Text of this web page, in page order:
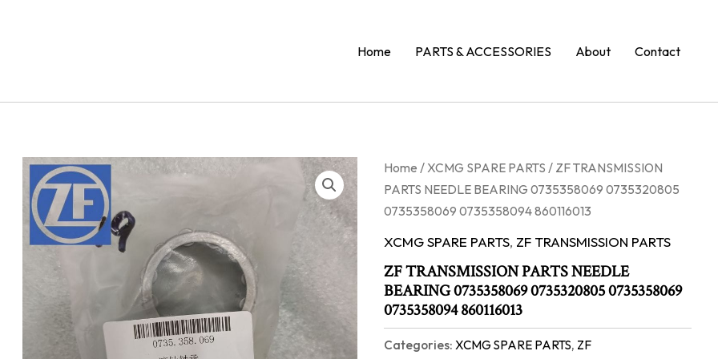
Home PARTS & ACCESSORIES About Contact
Home /XCMG SPARE PARTS / ZF TRANSMISSION
PARTS NEEDLE BEARING 0735358069 0735320805
0735358069 0735358094 860116013
XCMG SPARE PARTS, ZF TRANSMISSION PARTS
ZF TRANSMISSION PARTS NEEDLE
BEARING 0735358069 0735320805 0735358069
0735358094 860116013
Categories: XCMG SPARE PARTS, ZF